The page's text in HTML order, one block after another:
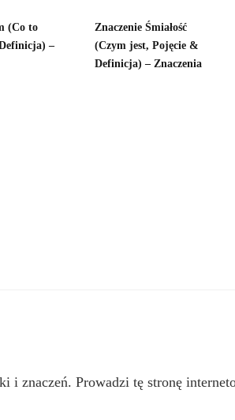
(Co to
–
Znaczenie Śmiałość
(Czym jest, Pojęcie &
Definicja) – Znaczenia
znaczeń. Prowadzi tę stronę